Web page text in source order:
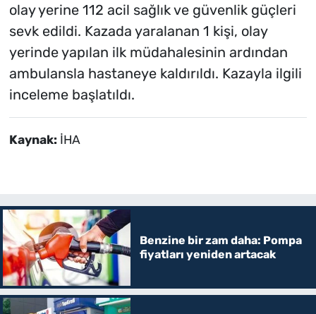
olay yerine 112 acil sağlık ve güvenlik güçleri
sevk edildi. Kazada yaralanan 1 kişi, olay
yerinde yapılan ilk müdahalesinin ardından
ambulansla hastaneye kaldırıldı. Kazayla ilgili
inceleme başlatıldı.
Kaynak: İHA
Benzine bir zam daha: Pompa
fiyatları yeniden artacak